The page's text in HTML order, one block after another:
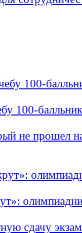
100-
не прошел
сдачу